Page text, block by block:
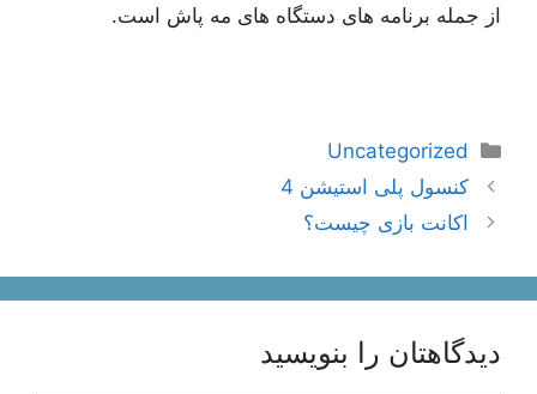
از جمله برنامه های دستگاه های مه پاش است.
دسته‌ها
Uncategorized
ناوبری
نوشته‌ها
کنسول پلی استیشن 4
اکانت بازی چیست؟
دیدگاهتان را بنویسید